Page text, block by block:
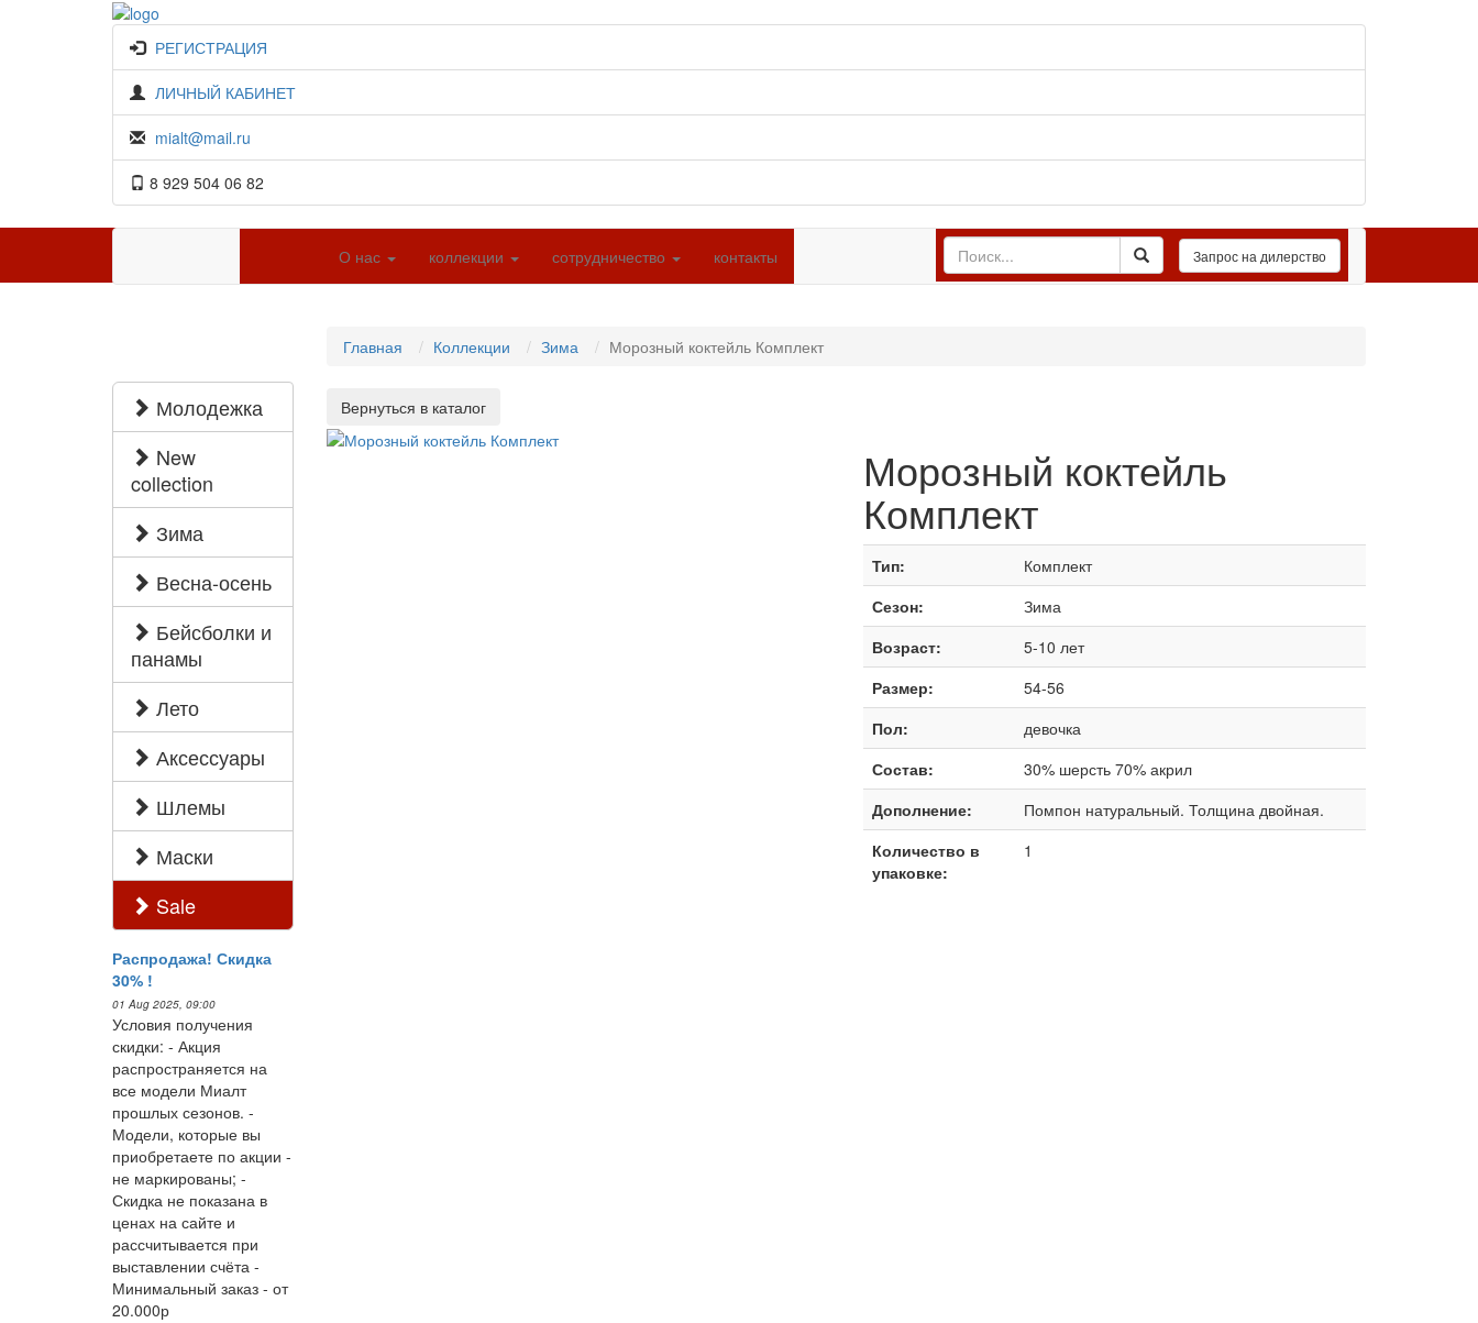
РЕГИСТРАЦИЯ
ЛИЧНЫЙ КАБИНЕТ
mialt@mail.ru
8 929 504 06 82
О нас коллекции сотрудничество контакты
Молодежка
New
collection
Зима
Весна-осень
Бейсболки и
панамы
Лето
Аксессуары
Шлемы
Маски
Sale
Распродажа! Скидка
30% !
01 Aug 2025, 09:00
Условия получения
скидки: - Акция
распространяется на
все модели Миалт
прошлых сезонов. -
Модели, которые вы
приобретаете по акции -
не маркированы; -
Скидка не показана в
ценах на сайте и
рассчитывается при
выставлении счёта -
Минимальный заказ - от
20.000р
Главная Коллекции Зима Морозный коктейль Комплект
Морозный коктейль
Комплект
Тип:
Комплект
Сезон:
Зима
Возраст:
5-10 лет
Размер:
54-56
Пол:
девочка
Состав:
30% шерсть 70% акрил
Дополнение:
Помпон натуральный. Толщина двойная.
Количество в
упаковке:
1